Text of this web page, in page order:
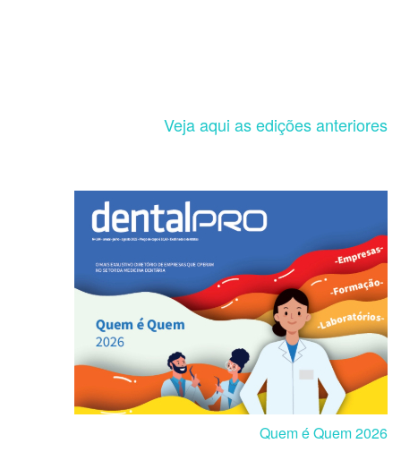
Veja aqui as edições anteriores
Quem é Quem 2026